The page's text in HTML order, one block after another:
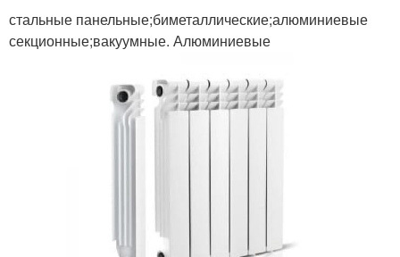
стальные панельные;биметаллические;алюминиевые
секционные;вакуумные. Алюминиевые